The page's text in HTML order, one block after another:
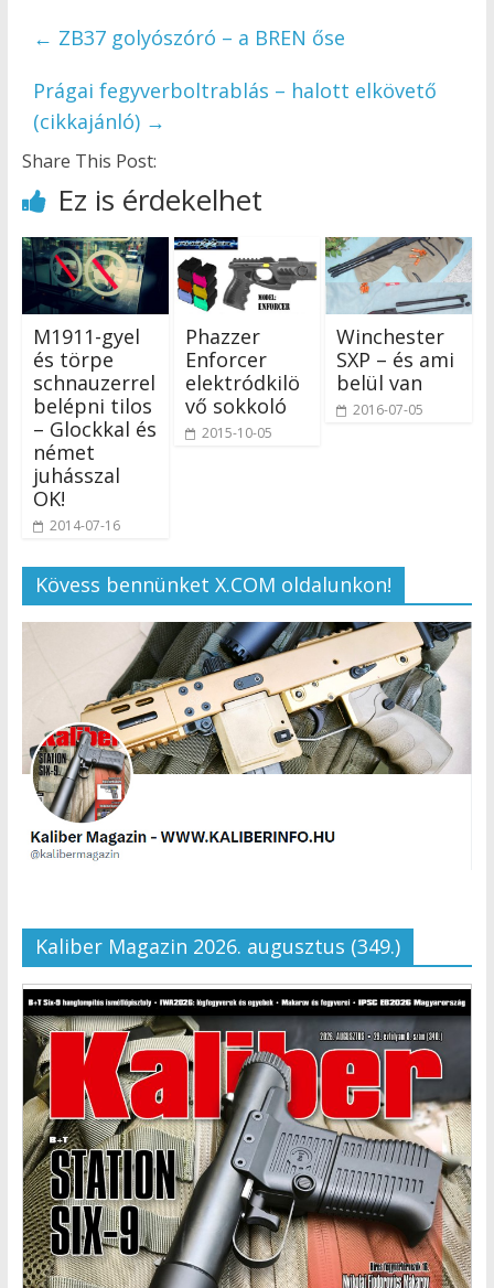
← ZB37 golyószóró – a BREN őse
Prágai fegyverboltrablás – halott elkövető
(cikkajánló) →
Share This Post:
Ez is érdekelhet
M1911-gyel
és törpe
schnauzerrel
belépni tilos
– Glockkal és
német
juhásszal
OK!
2014-07-16
Phazzer
Enforcer
elektródkilö
vő sokkoló
2015-10-05
Winchester
SXP – és ami
belül van
2016-07-05
Kövess bennünket X.COM oldalunkon!
Kaliber Magazin 2026. augusztus (349.)